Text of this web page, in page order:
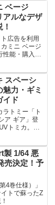
ベージ
アルなデザ
広告を利用
ミニ ベージ
性能・購入ポ
**「RC 三菱
スペーシ
力・ギミ
イド
ラトミー「ト
ア ギア」登
トミカ。発
製 1/64 悪
売決定！予
4巻仕様）」
トで蘇ったZ